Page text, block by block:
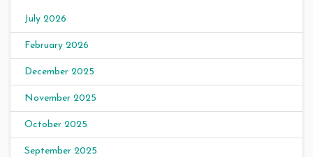
July 2026
February 2026
December 2025
November 2025
October 2025
September 2025